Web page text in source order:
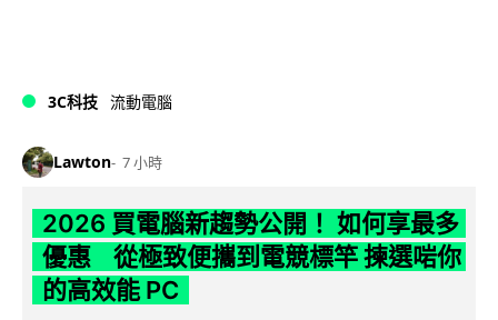
3C科技 流動電腦
Lawton 7 小時
2026 買電腦新趨勢公開！ 如何享最多
優惠 從極致便攜到電競標竿 揀選啱你
的高效能 PC